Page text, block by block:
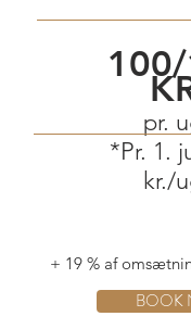
pr.
*Pr. 1.
kr./
+ 19 % af
BOOK